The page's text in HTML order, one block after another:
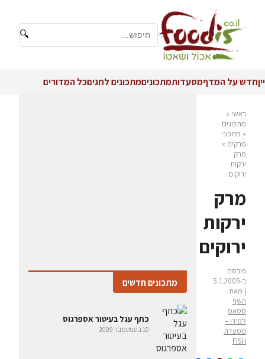
🔍
ייןחדש על המדףמסעדותמתכוניםמתכונים לחגיםכל המדורים
ראשי »
מתכונים
» מתכוני
מרקים »
מרק
ירקות
ירוקים
מרק
ירקות
ירוקים
פורסם
ב-5.1.2005
| מאת:
השף
סטאס
לפידו –
מסעדת
FISH
מתכונים חדשים
כתף עגל בעיטור אספרגוס
10 בספטמבר 2009